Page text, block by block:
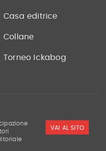
Casa editrice
Collane
Torneo Ickabog
VAI AL SITO